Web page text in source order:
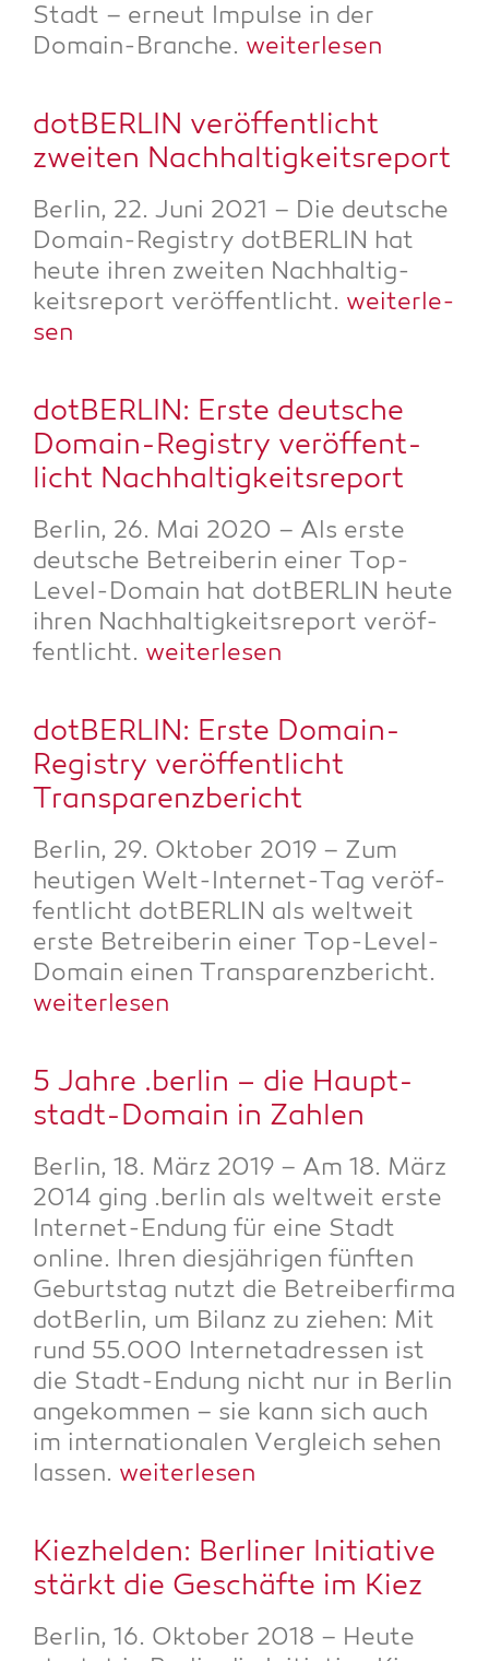
Stadt – erneut Impul­se in der
Domain-Bran­che. wei­ter­le­sen
dot­BER­LIN ver­öf­fent­licht
zwei­ten Nachhaltigkeitsreport
Ber­lin, 22. Juni 2021 – Die deut­sche
Domain-Regis­try dot­BER­LIN hat
heu­te ihren zwei­ten Nach­hal­tig­
keits­re­port ver­öf­fent­licht. wei­ter­le­
sen
dot­BER­LIN: Ers­te deut­sche
Domain-Regis­try ver­öf­fent­
licht Nachhaltigkeitsreport
Ber­lin, 26. Mai 2020 – Als ers­te
deut­sche Betrei­be­rin einer Top-
Level-Domain hat dot­BER­LIN heu­te
ihren Nach­hal­tig­keits­re­port ver­öf­
fent­licht. wei­ter­le­sen
dot­BER­LIN: Ers­te Domain-
Regis­try ver­öf­fent­licht
Transparenzbericht
Ber­lin, 29. Okto­ber 2019 – Zum
heu­ti­gen Welt-Inter­net-Tag ver­öf­
fent­licht dot­BER­LIN als welt­weit
ers­te Betrei­be­rin einer Top-Level-
Domain einen Trans­pa­renz­be­richt.
wei­ter­le­sen
5 Jah­re .ber­lin – die Haupt­
stadt-Domain in Zahlen
Ber­lin, 18. März 2019 – Am 18. März
2014 ging .ber­lin als welt­weit ers­te
Inter­net-Endung für eine Stadt
online. Ihren dies­jäh­ri­gen fünf­ten
Geburts­tag nutzt die Betrei­ber­fir­ma
dot­Ber­lin, um Bilanz zu zie­hen: Mit
rund 55.000 Inter­net­adres­sen ist
die Stadt-Endung nicht nur in Ber­lin
ange­kom­men – sie kann sich auch
im inter­na­tio­na­len Ver­gleich sehen
las­sen. wei­ter­le­sen
Kiez­hel­den: Ber­li­ner Initia­ti­ve
stärkt die Geschäf­te im Kiez
Ber­lin, 16. Okto­ber 2018 – Heu­te